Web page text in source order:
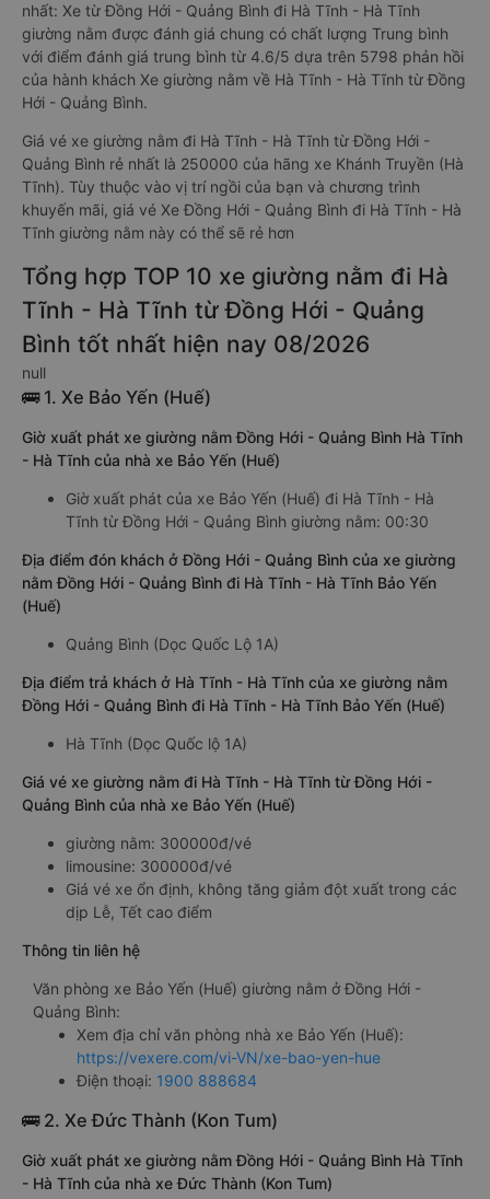
nhất: Xe từ Đồng Hới - Quảng Bình đi Hà Tĩnh - Hà Tĩnh
giường nằm được đánh giá chung có chất lượng Trung bình
với điểm đánh giá trung bình từ 4.6/5 dựa trên 5798 phản hồi
của hành khách Xe giường nằm về Hà Tĩnh - Hà Tĩnh từ Đồng
Hới - Quảng Bình.
Giá vé xe giường nằm đi Hà Tĩnh - Hà Tĩnh từ Đồng Hới -
Quảng Bình rẻ nhất là 250000 của hãng xe Khánh Truyền (Hà
Tĩnh). Tùy thuộc vào vị trí ngồi của bạn và chương trình
khuyến mãi, giá vé Xe Đồng Hới - Quảng Bình đi Hà Tĩnh - Hà
Tĩnh giường nằm này có thể sẽ rẻ hơn
Tổng hợp TOP 10 xe giường nằm đi Hà
Tĩnh - Hà Tĩnh từ Đồng Hới - Quảng
Bình tốt nhất hiện nay 08/2026
null
🚌 1. Xe Bảo Yến (Huế)
Giờ xuất phát xe giường nằm Đồng Hới - Quảng Bình Hà Tĩnh
- Hà Tĩnh của nhà xe Bảo Yến (Huế)
Giờ xuất phát của xe Bảo Yến (Huế) đi Hà Tĩnh - Hà
Tĩnh từ Đồng Hới - Quảng Bình giường nằm: 00:30
Địa điểm đón khách ở Đồng Hới - Quảng Bình của xe giường
nằm Đồng Hới - Quảng Bình đi Hà Tĩnh - Hà Tĩnh Bảo Yến
(Huế)
Quảng Bình (Dọc Quốc Lộ 1A)
Địa điểm trả khách ở Hà Tĩnh - Hà Tĩnh của xe giường nằm
Đồng Hới - Quảng Bình đi Hà Tĩnh - Hà Tĩnh Bảo Yến (Huế)
Hà Tĩnh (Dọc Quốc lộ 1A)
Giá vé xe giường nằm đi Hà Tĩnh - Hà Tĩnh từ Đồng Hới -
Quảng Bình của nhà xe Bảo Yến (Huế)
giường nằm: 300000đ/vé
limousine: 300000đ/vé
Giá vé xe ổn định, không tăng giảm đột xuất trong các
dịp Lễ, Tết cao điểm
Thông tin liên hệ
Văn phòng xe Bảo Yến (Huế) giường nằm ở Đồng Hới -
Quảng Bình:
Xem địa chỉ văn phòng nhà xe Bảo Yến (Huế):
https://vexere.com/vi-VN/xe-bao-yen-hue
Điện thoại: 1900 888684
🚌 2. Xe Đức Thành (Kon Tum)
Giờ xuất phát xe giường nằm Đồng Hới - Quảng Bình Hà Tĩnh
- Hà Tĩnh của nhà xe Đức Thành (Kon Tum)